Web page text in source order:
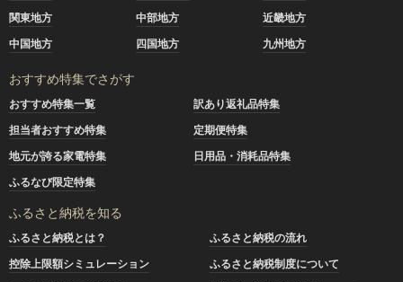
関東地方
中部地方
近畿地方
中国地方
四国地方 九州地方
おすすめ特集でさがす
おすすめ特集一覧
訳あり返礼品特集
担当者おすすめ特集
定期便特集
地元が誇る家電特集
日用品・消耗品特集
ふるなび限定特集
ふるさと納税を知る
ふるさと納税とは？
ふるさと納税の流れ
控除上限額シミュレーション
ふるさと納税制度について